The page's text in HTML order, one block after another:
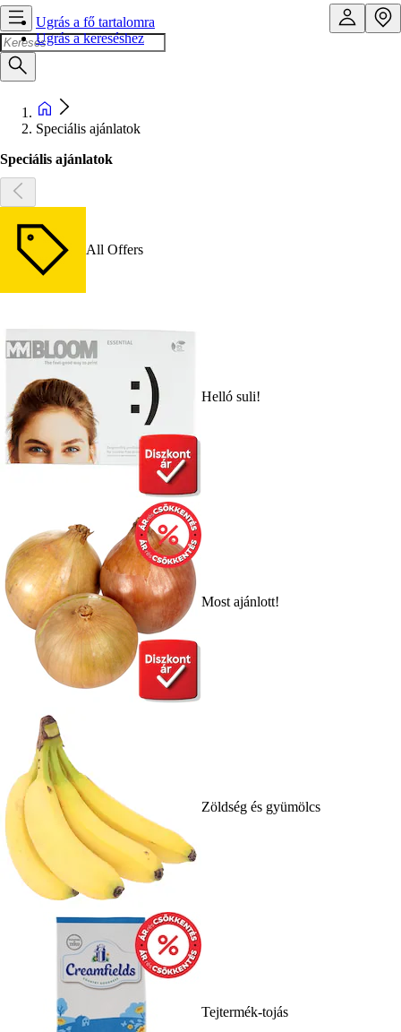
Ugrás a fő tartalomra
Ugrás a kereséshez
Speciális ajánlatok
Speciális ajánlatok
All Offers
Helló suli!
Most ajánlott!
Zöldség és gyümölcs
Tejtermék-tojás